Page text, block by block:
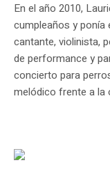
En el año 2010,
cumpleaños y ponía
cantante, violinista,
de performance y
concierto para
melódico frente a la